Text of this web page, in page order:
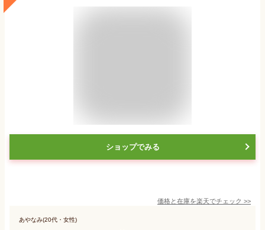
ショップでみる
価格と在庫を楽天でチェック >>
あやなみ(20代・女性)